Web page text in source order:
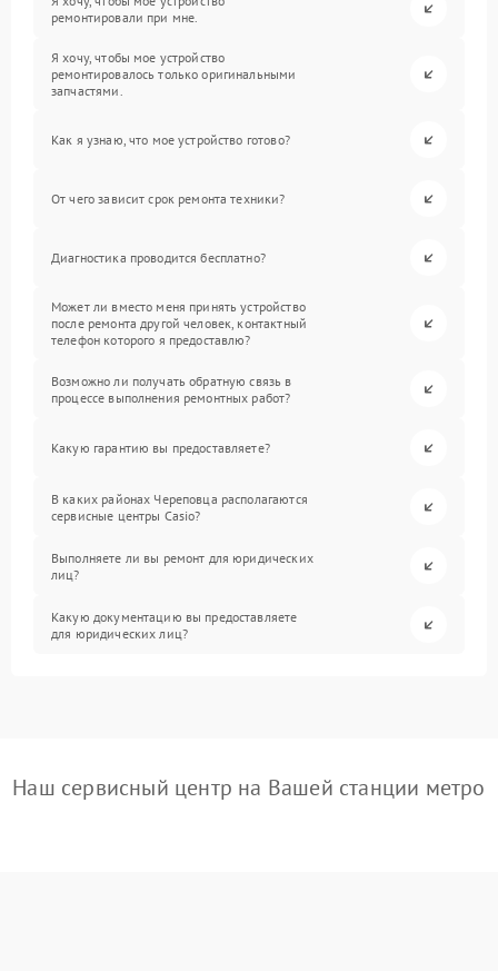
ремонтировали при мне.
Я хочу, чтобы мое устройство
ремонтировалось только оригинальными
запчастями.
Как я узнаю, что мое устройство готово?
От чего зависит срок ремонта техники?
Диагностика проводится бесплатно?
Может ли вместо меня принять устройство
после ремонта другой человек, контактный
телефон которого я предоставлю?
Возможно ли получать обратную связь в
процессе выполнения ремонтных работ?
Какую гарантию вы предоставляете?
В каких районах Череповца располагаются
сервисные центры Casio?
Выполняете ли вы ремонт для юридических
лиц?
Какую документацию вы предоставляете
для юридических лиц?
Наш сервисный центр на Вашей станции метро